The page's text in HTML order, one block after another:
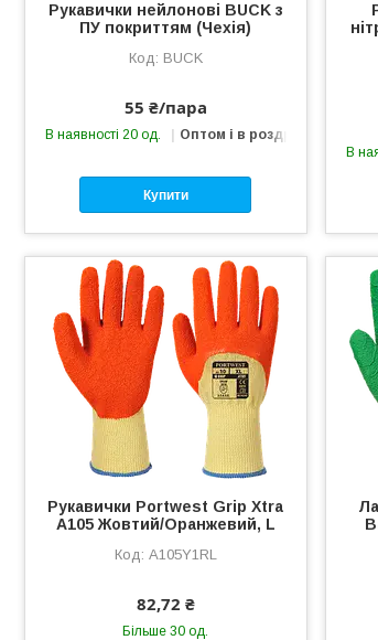
Рукавички нейлонові BUCK з
ПУ покриттям (Чехія)
BUCK
55 ₴/пара
В наявності 20 од. Оптом і в роздріб
Купити
В
Рукавички Portwest Grip Xtra
A105 Жовтий/Оранжевий, L
A105Y1RL
82,72 ₴
Більше 30 од.